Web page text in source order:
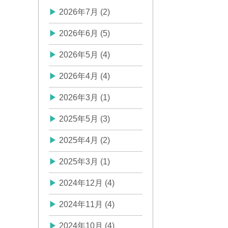
2026年7月 (2)
2026年6月 (5)
2026年5月 (4)
2026年4月 (4)
2026年3月 (1)
2025年5月 (3)
2025年4月 (2)
2025年3月 (1)
2024年12月 (4)
2024年11月 (4)
2024年10月 (4)